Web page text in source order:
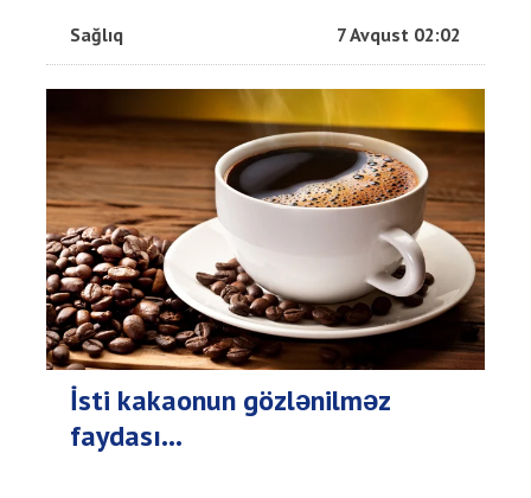
Sağlıq 7 Avqust 02:02
İsti kakaonun gözlənilməz
faydası...